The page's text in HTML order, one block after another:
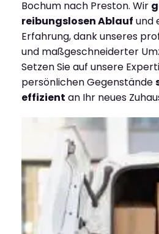
Bochum nach Preston. Wir
reibungslosen Ablauf und
Erfahrung, dank unseres
und maßgeschneiderter
Setzen Sie auf unsere
persönlichen Gegenstände
effizient an Ihr neues